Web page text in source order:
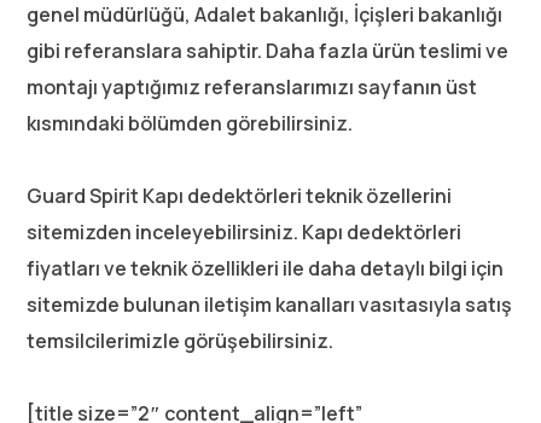
genel müdürlüğü, Adalet bakanlığı, İçişleri bakanlığı
gibi referanslara sahiptir. Daha fazla ürün teslimi ve
montajı yaptığımız referanslarımızı sayfanın üst
kısmındaki bölümden görebilirsiniz.
Guard Spirit Kapı dedektörleri teknik özellerini
sitemizden inceleyebilirsiniz. Kapı dedektörleri
fiyatları ve teknik özellikleri ile daha detaylı bilgi için
sitemizde bulunan iletişim kanalları vasıtasıyla satış
temsilcilerimizle görüşebilirsiniz.
[title size=”2″ content_align=”left”